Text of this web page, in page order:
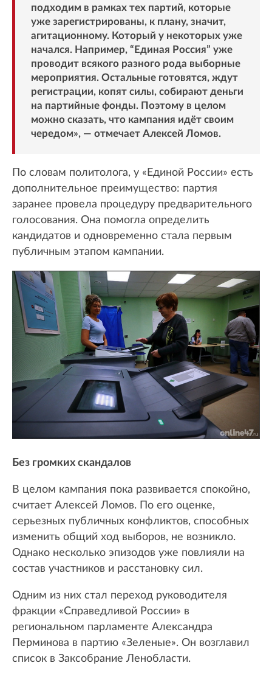
подходим в рамках тех партий, которые
уже зарегистрированы, к плану, значит,
агитационному. Который у некоторых уже
начался. Например, “Единая Россия” уже
проводит всякого разного рода выборные
мероприятия. Остальные готовятся, ждут
регистрации, копят силы, собирают деньги
на партийные фонды. Поэтому в целом
можно сказать, что кампания идёт своим
чередом», — отмечает Алексей Ломов.
По словам политолога, у «Единой России» есть
дополнительное преимущество: партия
заранее провела процедуру предварительного
голосования. Она помогла определить
кандидатов и одновременно стала первым
публичным этапом кампании.
Без громких скандалов
В целом кампания пока развивается спокойно,
считает Алексей Ломов. По его оценке,
серьезных публичных конфликтов, способных
изменить общий ход выборов, не возникло.
Однако несколько эпизодов уже повлияли на
состав участников и расстановку сил.
Одним из них стал переход руководителя
фракции «Справедливой России» в
региональном парламенте Александра
Перминова в партию «Зеленые». Он возглавил
список в Заксобрание Ленобласти.